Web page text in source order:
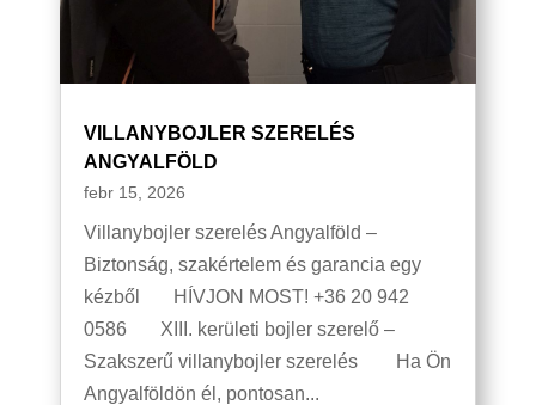
VILLANYBOJLER SZERELÉS
ANGYALFÖLD
febr 15, 2026
Villanybojler szerelés Angyalföld –
Biztonság, szakértelem és garancia egy
kézből HÍVJON MOST! +36 20 942
0586 XIII. kerületi bojler szerelő –
Szakszerű villanybojler szerelés Ha Ön
Angyalföldön él, pontosan...